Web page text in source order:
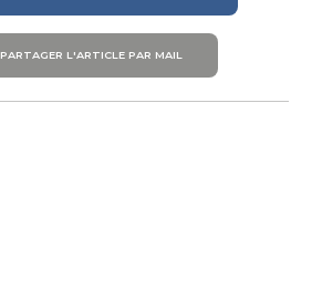
PARTAGER L'ARTICLE PAR MAIL